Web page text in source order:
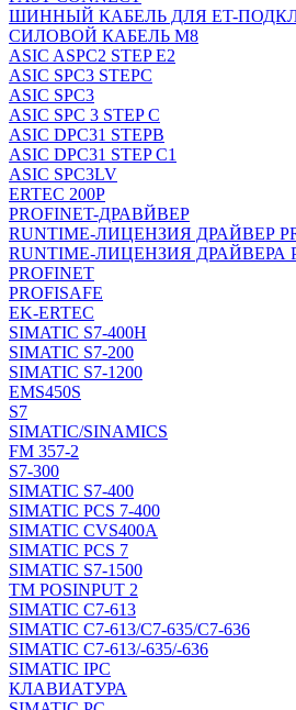
ШИННЫЙ КАБЕЛЬ ДЛЯ ET-
СИЛОВОЙ КАБЕЛЬ M8
ASIC ASPC2 STEP E2
ASIC SPC3 STEPC
ASIC SPC3
ASIC SPC 3 STEP C
ASIC DPC31 STEPB
ASIC DPC31 STEP C1
ASIC SPC3LV
ERTEC 200P
PROFINET-ДРАВЙВЕР
RUNTIME-ЛИЦЕНЗИЯ ДРАЙВЕР
RUNTIME-ЛИЦЕНЗИЯ ДРАЙВЕРА
PROFINET
PROFISAFE
EK-ERTEC
SIMATIC S7-400H
SIMATIC S7-200
SIMATIC S7-1200
EMS450S
S7
SIMATIC/SINAMICS
FM 357-2
S7-300
SIMATIC S7-400
SIMATIC PCS 7-400
SIMATIC CVS400A
SIMATIC PCS 7
SIMATIC S7-1500
TM POSINPUT 2
SIMATIC C7-613
SIMATIC C7-613/C7-635/C7-636
SIMATIC C7-613/-635/-636
SIMATIC IPC
КЛАВИАТУРА